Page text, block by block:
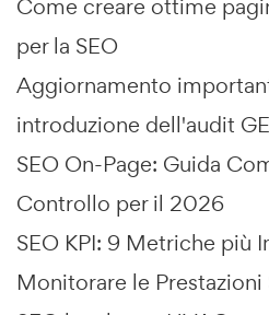
Come creare ottime
per la SEO
Aggiornamento
introduzione dell'audit
SEO On-Page: Guida
Controllo per il 2026
SEO KPI: 9 Metriche più
Monitorare le Prestazioni